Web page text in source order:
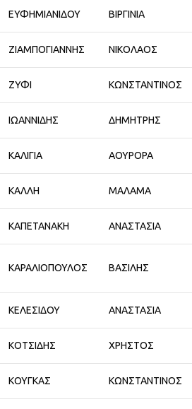
ΕΥΦΗΜΙΑΝΙΔΟΥ ΒΙΡΓΙΝΙΑ
ΖΙΑΜΠΟΓΙΑΝΝΗΣ ΝΙΚΟΛΑΟΣ
ΖΥΦΙ ΚΩΝΣΤΑΝΤΙΝΟΣ
ΙΩΑΝΝΙΔΗΣ ΔΗΜΗΤΡΗΣ
ΚΑΛΙΓΙΑ ΑΟΥΡΟΡΑ
ΚΑΛΛΗ ΜΑΛΑΜΑ
ΚΑΠΕΤΑΝΑΚΗ ΑΝΑΣΤΑΣΙΑ
ΚΑΡΑΛΙΟΠΟΥΛΟΣ ΒΑΣΙΛΗΣ
ΚΕΛΕΣΙΔΟΥ ΑΝΑΣΤΑΣΙΑ
ΚΟΤΣΙΔΗΣ ΧΡΗΣΤΟΣ
ΚΟΥΓΚΑΣ ΚΩΝΣΤΑΝΤΙΝΟΣ